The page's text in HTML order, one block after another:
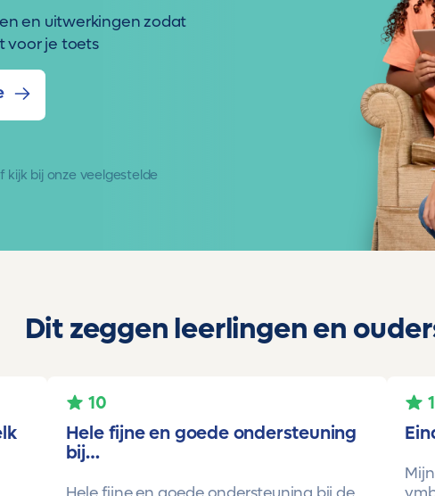
en uitwerkingen zodat
voor je toets
kijk bij onze veelgestelde
Dit zeggen leerlingen en
10
Hele fijne en goede ondersteuning
bij…